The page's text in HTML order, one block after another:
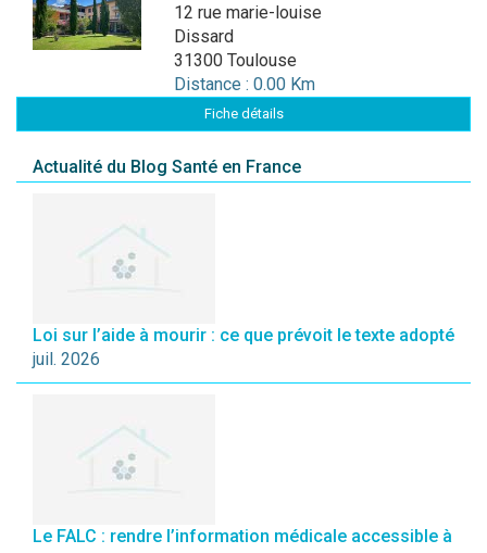
12 rue marie-louise
Dissard
31300 Toulouse
Distance : 0.00 Km
Fiche détails
Actualité du Blog Santé en France
Loi sur l’aide à mourir : ce que prévoit le texte adopté
juil. 2026
Le FALC : rendre l’information médicale accessible à